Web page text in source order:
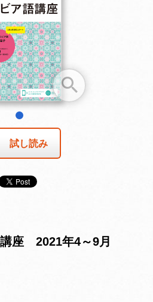
試し読み
座 2021年4～9月